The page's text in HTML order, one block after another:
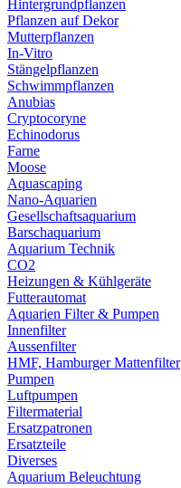
Hintergrundpflanzen
Pflanzen auf Dekor
Mutterpflanzen
In-Vitro
Stängelpflanzen
Schwimmpflanzen
Anubias
Cryptocoryne
Echinodorus
Farne
Moose
Aquascaping
Nano-Aquarien
Gesellschaftsaquarium
Barschaquarium
Aquarium Technik
CO2
Heizungen & Kühlgeräte
Futterautomat
Aquarien Filter & Pumpen
Innenfilter
Aussenfilter
HMF, Hamburger Mattenfilter
Pumpen
Luftpumpen
Filtermaterial
Ersatzpatronen
Ersatzteile
Diverses
Aquarium Beleuchtung